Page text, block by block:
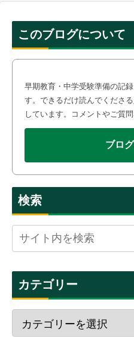
このブログについて
早期教育・中学受験準備の記
す。できるだけ読んでくださ
しています。コメントやご質問
ブロ
検索
カテゴリー